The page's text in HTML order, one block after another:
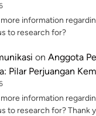
information
to research for?
on Anggota
Pilar Perjuangan
information
to research for? Thank